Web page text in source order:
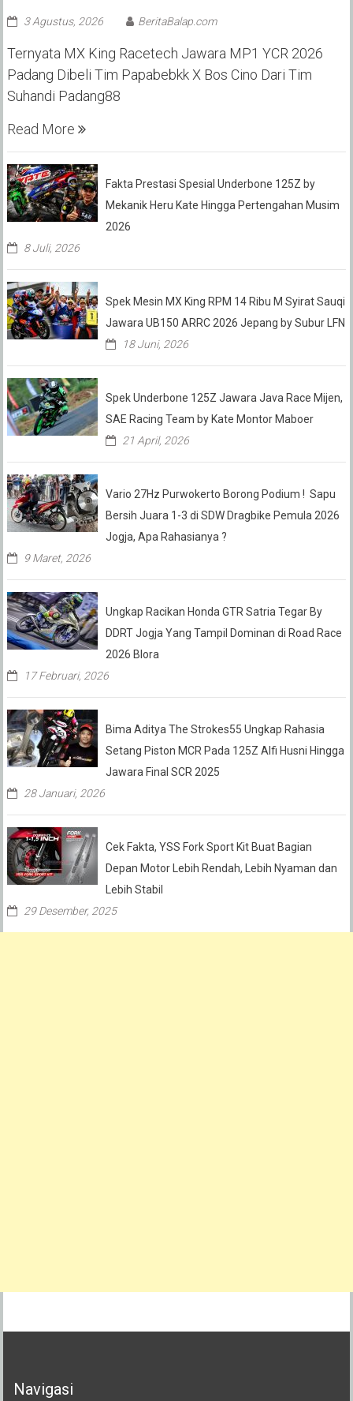
3 Agustus, 2026 BeritaBalap.com
Ternyata MX King Racetech Jawara MP1 YCR 2026
Padang Dibeli Tim Papabebkk X Bos Cino Dari Tim
Suhandi Padang88
Read More
Fakta Prestasi Spesial Underbone 125Z by
Mekanik Heru Kate Hingga Pertengahan Musim
2026
8 Juli, 2026
Spek Mesin MX King RPM 14 Ribu M Syirat Sauqi
Jawara UB150 ARRC 2026 Jepang by Subur LFN
18 Juni, 2026
Spek Underbone 125Z Jawara Java Race Mijen,
SAE Racing Team by Kate Montor Maboer
21 April, 2026
Vario 27Hz Purwokerto Borong Podium ! Sapu
Bersih Juara 1-3 di SDW Dragbike Pemula 2026
Jogja, Apa Rahasianya ?
9 Maret, 2026
Ungkap Racikan Honda GTR Satria Tegar By
DDRT Jogja Yang Tampil Dominan di Road Race
2026 Blora
17 Februari, 2026
Bima Aditya The Strokes55 Ungkap Rahasia
Setang Piston MCR Pada 125Z Alfi Husni Hingga
Jawara Final SCR 2025
28 Januari, 2026
Cek Fakta, YSS Fork Sport Kit Buat Bagian
Depan Motor Lebih Rendah, Lebih Nyaman dan
Lebih Stabil
29 Desember, 2025
Navigasi